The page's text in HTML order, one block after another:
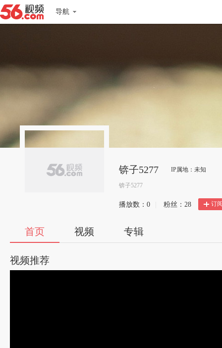
导航
锛子5277 IP属地：未知
锛子5277
播放数： 0 粉丝： 28 订
首页 视频 专辑
视频推荐